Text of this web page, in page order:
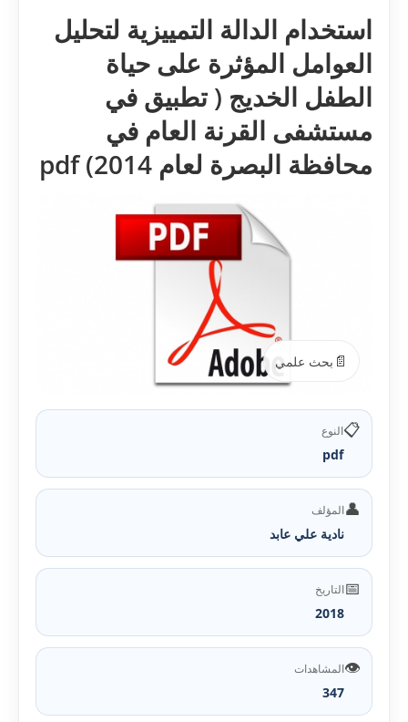
استخدام الدالة التمييزية لتحليل
العوامل المؤثرة على حياة
الطفل الخديج ( تطبيق في
مستشفى القرنة العام في
محافظة البصرة لعام 2014) pdf
📄 بحث علمي
📋النوع
pdf
👤المؤلف
نادية علي عابد
📅التاريخ
2018
👁️المشاهدات
347